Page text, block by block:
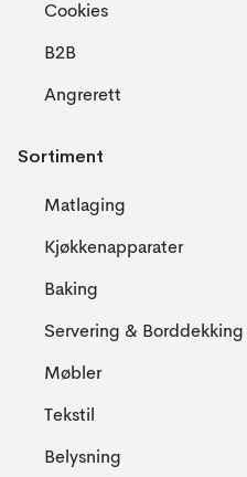
Cookies
B2B
Angrerett
Sortiment
Matlaging
Kjøkkenapparater
Baking
Servering & Borddekking
Møbler
Tekstil
Belysning